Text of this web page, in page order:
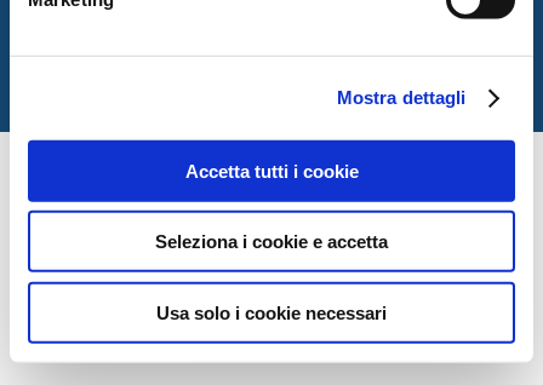
Mostra dettagli
Accetta tutti i cookie
Seleziona i cookie e accetta
Usa solo i cookie necessari
Italian Society for Law and Literature
Via Matteotti, 1 — Urbino PU